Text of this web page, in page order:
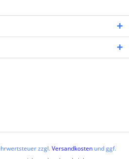
zzgl.Versandkosten und ggf.